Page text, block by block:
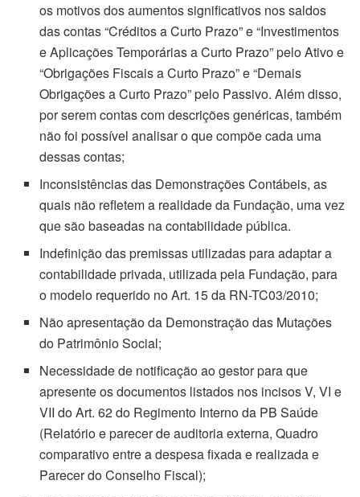
os motivos dos aumentos significativos nos saldos
das contas “Créditos a Curto Prazo” e “Investimentos
e Aplicações Temporárias a Curto Prazo” pelo Ativo e
“Obrigações Fiscais a Curto Prazo” e “Demais
Obrigações a Curto Prazo” pelo Passivo. Além disso,
por serem contas com descrições genéricas, também
não foi possível analisar o que compõe cada uma
dessas contas;
Inconsistências das Demonstrações Contábeis, as
quais não refletem a realidade da Fundação, uma vez
que são baseadas na contabilidade pública.
Indefinição das premissas utilizadas para adaptar a
contabilidade privada, utilizada pela Fundação, para
o modelo requerido no Art. 15 da RN-TC03/2010;
Não apresentação da Demonstração das Mutações
do Patrimônio Social;
Necessidade de notificação ao gestor para que
apresente os documentos listados nos incisos V, VI e
VII do Art. 62 do Regimento Interno da PB Saúde
(Relatório e parecer de auditoria externa, Quadro
comparativo entre a despesa fixada e realizada e
Parecer do Conselho Fiscal);